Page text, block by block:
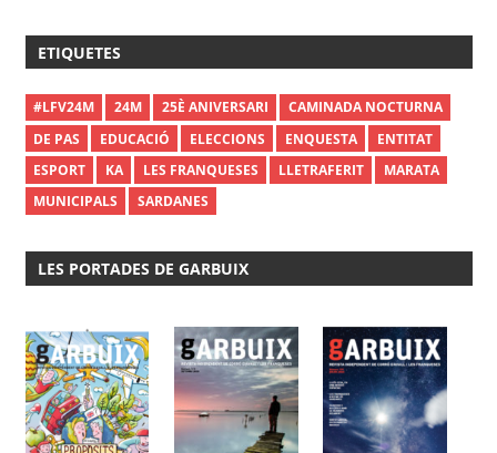
ETIQUETES
#LFV24M 24M 25È ANIVERSARI
CAMINADA NOCTURNA
DE PAS
EDUCACIÓ ELECCIONS ENQUESTA
ENTITAT
ESPORT
KA LES FRANQUESES LLETRAFERIT
MARATA
MUNICIPALS
SARDANES
LES PORTADES DE GARBUIX